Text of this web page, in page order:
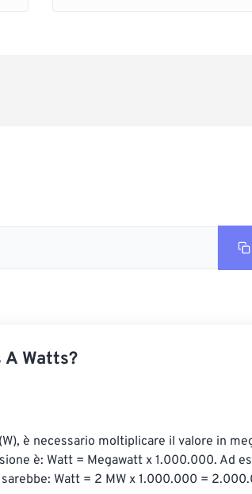
Watts?
è necessario moltiplicare il valore in
è: Watt = Megawatt x 1.000.000. Ad
Watt = 2 MW x 1.000.000 =